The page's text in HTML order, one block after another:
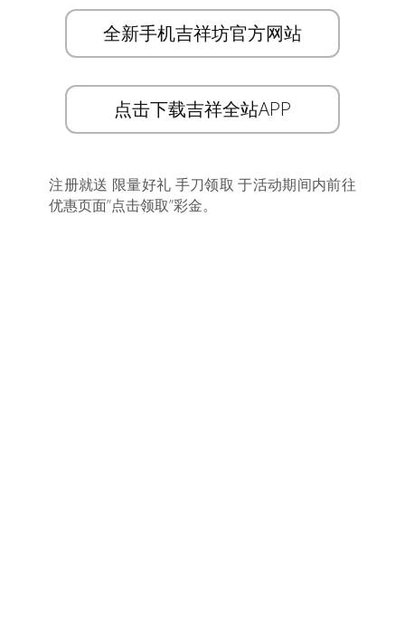
全新手机吉祥坊官方网站
点击下载吉祥全站APP
注册就送 限量好礼 手刀领取 于活动期间内前往
优惠页面”点击领取”彩金。